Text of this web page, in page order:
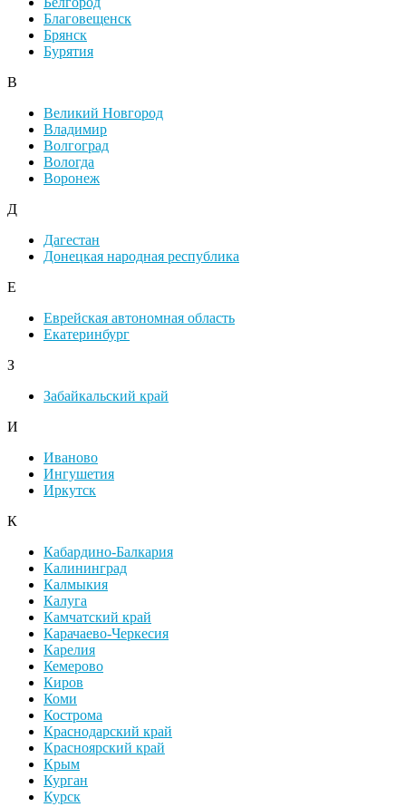
Благовещенск
Брянск
Бурятия
В
Великий Новгород
Владимир
Волгоград
Вологда
Воронеж
Д
Дагестан
Донецкая народная республика
Е
Еврейская автономная область
Екатеринбург
З
Забайкальский край
И
Иваново
Ингушетия
Иркутск
К
Кабардино-Балкария
Калининград
Калмыкия
Калуга
Камчатский край
Карачаево-Черкесия
Карелия
Кемерово
Киров
Коми
Кострома
Краснодарский край
Красноярский край
Крым
Курган
Курск